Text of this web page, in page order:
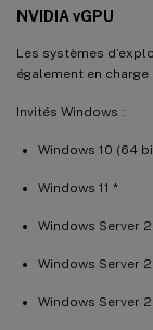
NVIDIA vGPU
Les systèmes
également en charge
Invités Windows :
Windows 10 (64
Windows 11 *
Windows Server
Windows Server
Windows Server